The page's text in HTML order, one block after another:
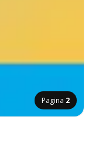
Pagina 2